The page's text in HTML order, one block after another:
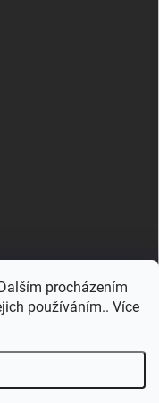
procházením
používáním.. Více